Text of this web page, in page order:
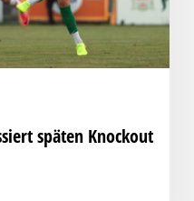
späten Knockout